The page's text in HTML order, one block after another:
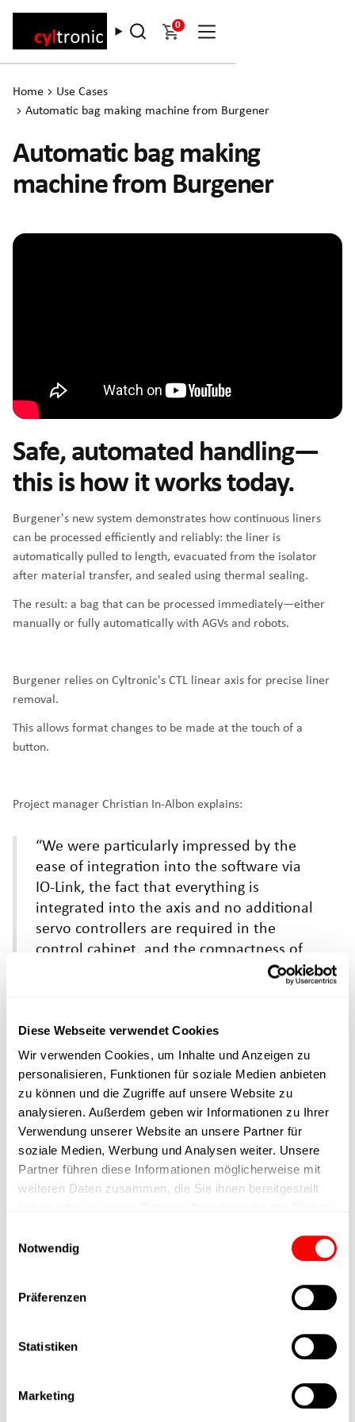
Diese Webseite verwendet Cookies
Wir verwenden Cookies, um Inhalte und Anzeigen zu
personalisieren, Funktionen für soziale Medien anbieten
zu können und die Zugriffe auf unsere Website zu
analysieren. Außerdem geben wir Informationen zu Ihrer
Verwendung unserer Website an unsere Partner für
soziale Medien, Werbung und Analysen weiter. Unsere
Partner führen diese Informationen möglicherweise mit
weiteren Daten zusammen, die Sie ihnen bereitgestellt
Notwendig
Präferenzen
Statistiken
Marketing
0
Home
Use Cases
Automatic bag making machine from Burgener
Automatic bag making
machine from Burgener
Safe, automated handling—
this is how it works today.
Burgener's new system demonstrates how continuous liners
can be processed efficiently and reliably: the liner is
automatically pulled to length, evacuated from the isolator
after material transfer, and sealed using thermal sealing.
The result: a bag that can be processed immediately—either
manually or fully automatically with AGVs and robots.
Burgener relies on Cyltronic's CTL linear axis for precise liner
removal.
This allows format changes to be made at the touch of a
button.
Project manager Christian In-Albon explains:
“We were particularly impressed by the
ease of integration into the software via
IO-Link, the fact that everything is
integrated into the axis and no additional
servo controllers are required in the
control cabinet, and the compactness of
Cyltronic, movements in machines can not only be electrified,
but also made simpler, more space-saving, and more efficient.
When will you start electrifying your movements?
We are happy to support you in this endeavor.